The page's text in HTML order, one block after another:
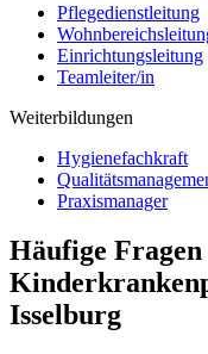
Pflegedienstleitung
Einrichtungsleitung
Teamleiter/in
Weiterbildungen
Hygienefachkraft
Praxismanager
Häufige Fragen
Isselburg